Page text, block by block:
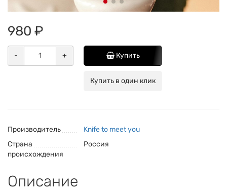
980 ₽
- + Купить
Купить в один клик
Производитель
Knife to meet you
Страна
происхождения
Россия
Описание